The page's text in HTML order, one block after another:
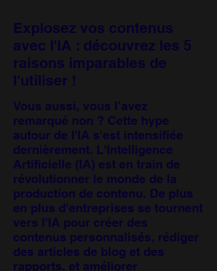
Explosez vos contenus
avec l'IA : découvrez les 5
raisons imparables de
l'utiliser !
Vous aussi, vous l’avez
remarqué non ? Cette hype
autour de l'IA s'est intensifiée
dernièrement. L'Intelligence
Artificielle (IA) est en train de
révolutionner le monde de la
production de contenu. De plus
en plus d'entreprises se tournent
vers l'IA pour créer des
contenus personnalisés, rédiger
des articles de blog et des
rapports, et améliorer